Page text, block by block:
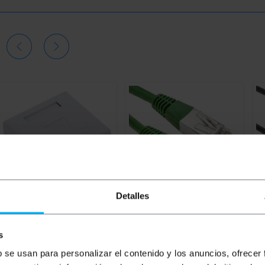
Detalles
usan para personalizar el contenido y los anuncios,
2 RJ45 UTP Cat.6